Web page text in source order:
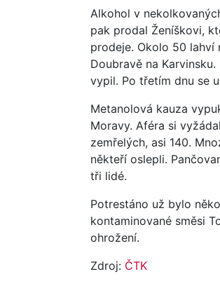
Alkohol v
pak prodal Ženíškovi,
prodeje. Okolo 50
Doubravě na
vypil. Po třetím dnu se
Metanolová kauza
Moravy. Aféra si
zemřelých, asi 140.
někteří oslepli.
tři lidé.
Potrestáno už bylo
kontaminované směsi
ohrožení.
Zdroj: ČTK